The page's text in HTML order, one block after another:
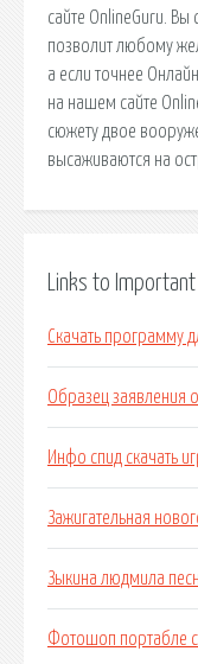
сайте OnlineGuru. Вы
позволит любому
а если точнее
на нашем сайте
сюжету двое
высаживаются на
Links to
Скачать программу
Образец заявления
Инфо спид скачать
Зажигательная
Зыкина людмила
Фотошоп портабле